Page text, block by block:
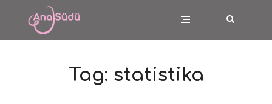
Tag: statistika